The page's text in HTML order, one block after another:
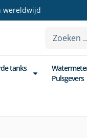
wereldwijd
tanks
Pulsgevers